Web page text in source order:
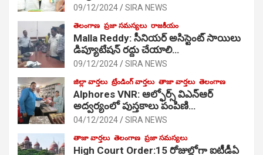
09/12/2024 SIRA NEWS
తెలంగాణ ప్రజా సమస్యలు రాజకీయం
Malla Reddy: సీనియర్ అసిస్టెంట్ సాయిలు
డిప్యూటేషన్ రద్దు చేయాలి…
09/12/2024 SIRA NEWS
జిల్లా వార్తలు ట్రేండింగ్ వార్తలు తాజా వార్తలు తెలంగాణ
Alphores VNR: ఆల్ఫోర్స్ విఎన్ఆర్
అద్వర్యంలో పుస్తకాలు పంపిణి…
04/12/2024 SIRA NEWS
తాజా వార్తలు తెలంగాణ ప్రజా సమస్యలు
High Court Order:15 రోజుల్లోగా ఐటీడీఏ